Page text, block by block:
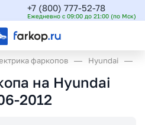
+7 (800) 777-52-78
Ежедневно с 09:00 до 21:00 (по Мск)
фаркопов Hyundai
на Hyundai
2012